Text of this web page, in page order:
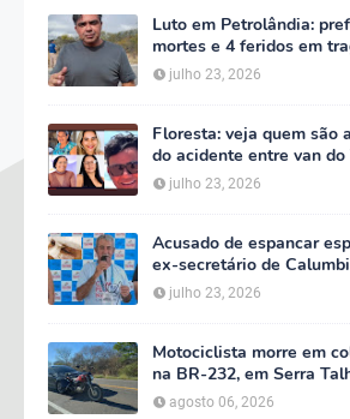
Luto em Petrolândia:
mortes e 4 feridos em
TFD e decreta três dias
julho 23, 2026
Floresta: veja quem são
do acidente entre van
na PE-360
julho 23, 2026
Acusado de espancar
ex-secretário de
tentativa de feminicídio
julho 23, 2026
Motociclista morre em
na BR-232, em Serra
agosto 06, 2026